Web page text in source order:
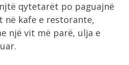
qytetarët po paguajnë
në kafe e restorante,
një vit më parë, ulja e